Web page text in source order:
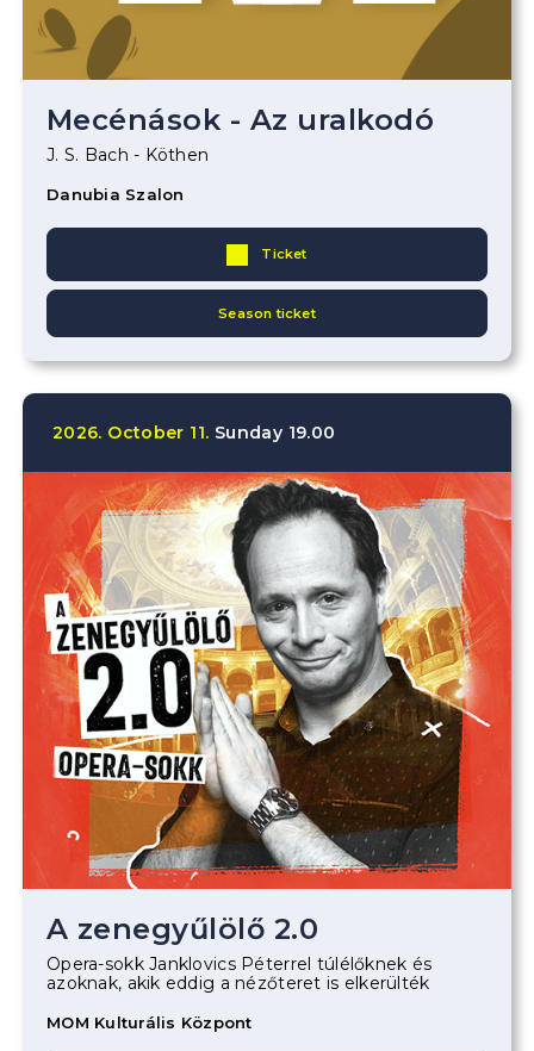
Mecénások - Az uralkodó
J. S. Bach - Köthen
Danubia Szalon
Ticket
Season ticket
2026. October 11. Sunday 19.00
A zenegyűlölő 2.0
Opera-sokk Janklovics Péterrel túlélőknek és
azoknak, akik eddig a nézőteret is elkerülték
MOM Kulturális Központ